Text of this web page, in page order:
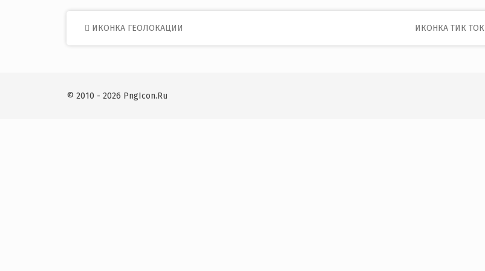
Post
navigation
ИКОНКА ГЕОЛОКАЦИИ ИКОНКА ТИК ТОК
© 2010 - 2026 PngIcon.Ru